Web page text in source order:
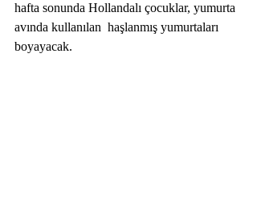
hafta sonunda Hollandalı çocuklar, yumurta
avında kullanılan  haşlanmış yumurtaları
boyayacak.